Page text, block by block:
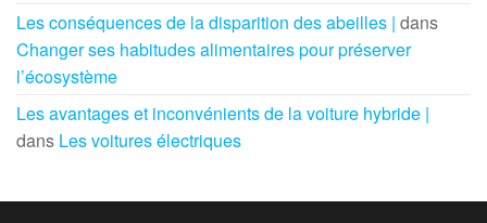
Les conséquences de la disparition des abeilles | dans
Changer ses habitudes alimentaires pour préserver
l’écosystème
Les avantages et inconvénients de la voiture hybride |
dans Les voitures électriques